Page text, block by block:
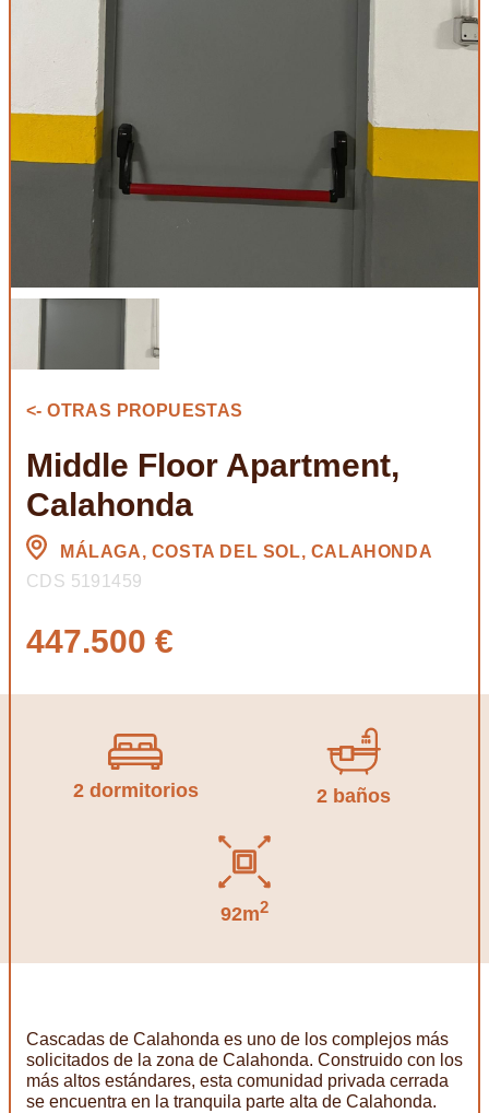
<- OTRAS PROPUESTAS
Middle Floor Apartment,
Calahonda
MÁLAGA, COSTA DEL SOL, CALAHONDA
CDS 5191459
447.500 €
2 dormitorios 2 baños
92m2
Cascadas de Calahonda es uno de los complejos más
solicitados de la zona de Calahonda. Construido con los
más altos estándares, esta comunidad privada cerrada
se encuentra en la tranquila parte alta de Calahonda.